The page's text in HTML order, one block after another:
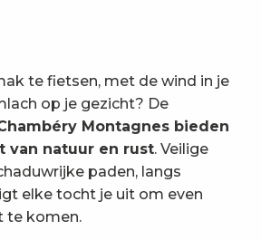
& Sensaties
Accessoires
te fietsen, met de wind in je
op je gezicht? De
Montagnes bieden
van natuur en rust. Veilige
paden, langs
elke tocht je uit om even
te komen.